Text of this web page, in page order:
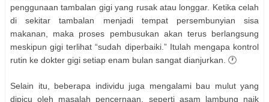
penggunaan tambalan gigi yang rusak atau longgar. Ketika celah
di sekitar tambalan menjadi tempat persembunyian sisa
makanan, maka proses pembusukan akan terus berlangsung
meskipun gigi terlihat “sudah diperbaiki.” Itulah mengapa kontrol
rutin ke dokter gigi setiap enam bulan sangat dianjurkan. 🕐
Selain itu, beberapa individu juga mengalami bau mulut yang
dipicu oleh masalah pencernaan, seperti asam lambung naik